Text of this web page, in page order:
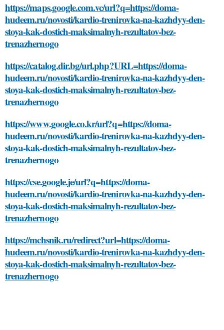
https://maps.google.com.vc/url?q=https://doma-
hudeem.ru/novosti/kardio-trenirovka-na-kazhdyy-den-
stoya-kak-dostich-maksimalnyh-rezultatov-bez-
trenazhernogo
https://catalog.dir.bg/url.php?URL=https://doma-
hudeem.ru/novosti/kardio-trenirovka-na-kazhdyy-den-
stoya-kak-dostich-maksimalnyh-rezultatov-bez-
trenazhernogo
https://www.google.co.kr/url?q=https://doma-
hudeem.ru/novosti/kardio-trenirovka-na-kazhdyy-den-
stoya-kak-dostich-maksimalnyh-rezultatov-bez-
trenazhernogo
https://cse.google.je/url?q=https://doma-
hudeem.ru/novosti/kardio-trenirovka-na-kazhdyy-den-
stoya-kak-dostich-maksimalnyh-rezultatov-bez-
trenazhernogo
https://mchsnik.ru/redirect?url=https://doma-
hudeem.ru/novosti/kardio-trenirovka-na-kazhdyy-den-
stoya-kak-dostich-maksimalnyh-rezultatov-bez-
trenazhernogo